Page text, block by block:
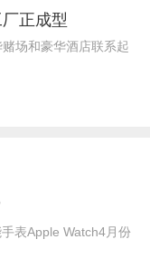
正成型
场和豪华酒店联系起
表Apple Watch4月份